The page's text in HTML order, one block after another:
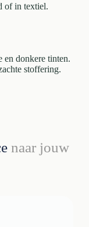
of in textiel.
en donkere tinten.
stoffering.
naar jouw